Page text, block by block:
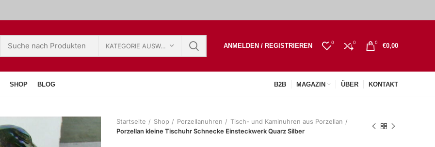
KATEGORIE AUSWÄHLEN ANMELDEN / REGISTRIEREN 0 0 0 €0,00
SHOP BLOG B2B MAGAZIN ÜBER KONTAKT
Startseite Shop Porzellanuhren
Tisch- und Kaminuhren aus Porzellan
Porzellan kleine Tischuhr Schnecke Einsteckwerk Quarz Silber